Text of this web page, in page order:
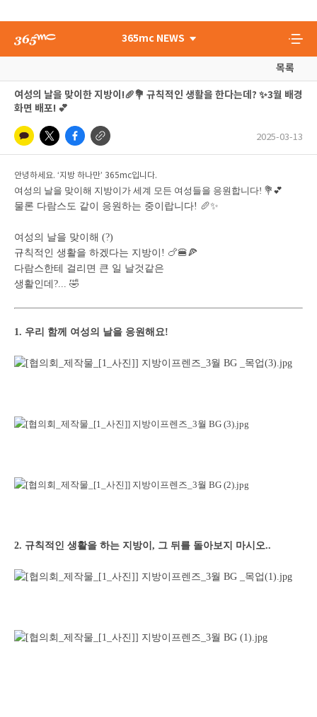
365mc NEWS
목록
여성의 날을 맞이한 지방이!🥖💐 규칙적인 생활을 한다는데? ✨3월 배경
화면 배포! 💕
2025-03-13
안녕하세요. ‘지방 하나만’ 365mc입니다.
여성의 날을 맞이해 지방이가 세계 모든 여성들을 응원합니다! 💐💕
물론 다람스도 같이 응원하는 중이랍니다! 🥖✨
여성의 날을 맞이해 (?)
규칙적인 생활을 하겠다는 지방이! 🍗🍔🍕
다람스한테 걸리면 큰 일 날것같은
생활인데?... 🤣
1. 우리 함께 여성의 날을 응원해요!
2. 규칙적인 생활을 하는 지방이, 그 뒤를 돌아보지 마시오..